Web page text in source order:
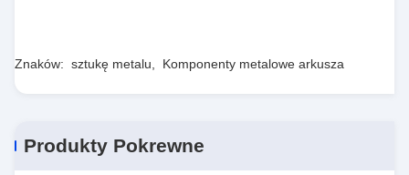
recommend taking the time to set it up
properly!""The Pico 4's visual clarity is fantastic
adjustment is smooth, and finding that sweet spot
Znaków: sztukę metalu Komponenty metalowe arkusza
Produkty Pokrewne